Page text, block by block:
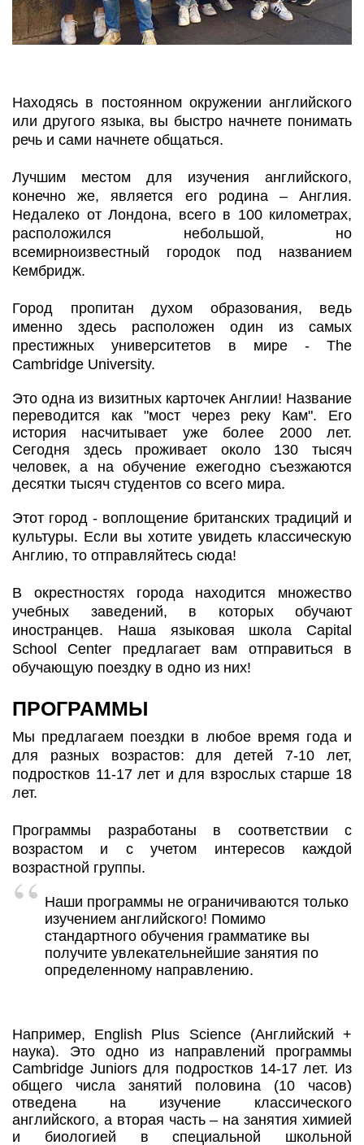
Находясь в постоянном окружении английского
или другого языка, вы быстро начнете понимать
речь и сами начнете общаться.
Лучшим местом для изучения английского,
конечно же, является его родина – Англия.
Недалеко от Лондона, всего в 100 километрах,
расположился небольшой, но
всемирноизвестный городок под названием
Кембридж.
Город пропитан духом образования, ведь
именно здесь расположен один из самых
престижных университетов в мире - The
Cambridge University.
Это одна из визитных карточек Англии! Название
переводится как "мост через реку Кам". Его
история насчитывает уже более 2000 лет.
Сегодня здесь проживает около 130 тысяч
человек, а на обучение ежегодно съезжаются
десятки тысяч студентов со всего мира.
Этот город - воплощение британских традиций и
культуры. Если вы хотите увидеть классическую
Англию, то отправляйтесь сюда!
В окрестностях города находится множество
учебных заведений, в которых обучают
иностранцев. Наша языковая школа Capital
School Center предлагает вам отправиться в
обучающую поездку в одно из них!
ПРОГРАММЫ
Мы предлагаем поездки в любое время года и
для разных возрастов: для детей 7-10 лет,
подростков 11-17 лет и для взрослых старше 18
лет.
Программы разработаны в соответствии с
возрастом и с учетом интересов каждой
возрастной группы.
Наши программы не ограничиваются только
изучением английского! Помимо
стандартного обучения грамматике вы
получите увлекательнейшие занятия по
определенному направлению.
Например, English Plus Science (Английский +
наука). Это одно из направлений программы
Cambridge Juniors для подростков 14-17 лет. Из
общего числа занятий половина (10 часов)
отведена на изучение классического
английского, а вторая часть – на занятия химией
и биологией в специальной школьной